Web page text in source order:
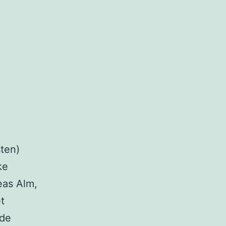
Alm,